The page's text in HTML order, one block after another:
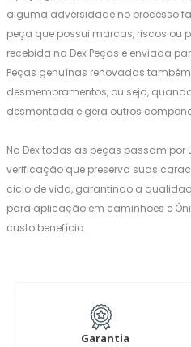
alguma adversidade no processo
peça que possui marcas, riscos ou
recebida na Dex Peças e enviada
Peças genuínas renovadas
desmembramentos, ou seja,
desmontada e gera outros
Na Dex todas as peças passam por
verificação que preserva suas
ciclo de vida, garantindo a
para aplicação em caminhões e
custo benefício.
Garantia